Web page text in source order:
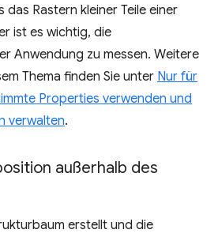
Rastern kleiner Teile einer
ist es wichtig, die
Anwendung zu messen. Weitere
Thema finden Sie unter Nur für
Properties verwenden und
verwalten.
außerhalb des
erstellt und die